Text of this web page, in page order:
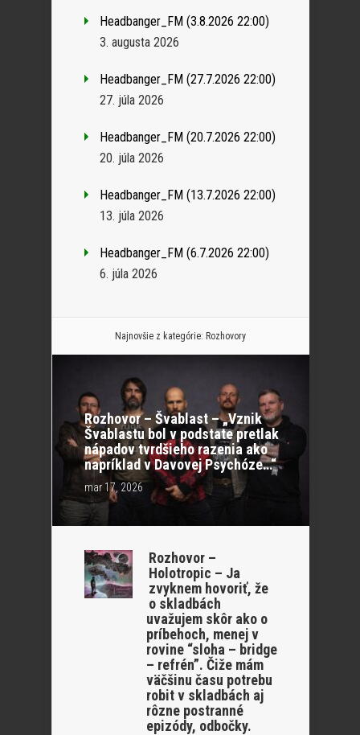
Headbanger_FM (3.8.2026 22:00)
3. augusta 2026
Headbanger_FM (27.7.2026 22:00)
27. júla 2026
Headbanger_FM (20.7.2026 22:00)
20. júla 2026
Headbanger_FM (13.7.2026 22:00)
13. júla 2026
Headbanger_FM (6.7.2026 22:00)
6. júla 2026
Najnovšie z kategórie: Rozhovory
Rozhovor – Švablast – „Vznik
Švablastu bol v podstate pretlak
nápadov tvrdšieho razenia ako
napríklad v Davovej Psychóze…“
mar 17, 2026
Rozhovor –
Holotropic – Ja
zvyknem hovoriť, že
o skladbách
uvažujem skôr ako o
príbehoch, menej v
rovine “sloha – bridge
– refrén”. Čiže mám
väčšinu času potrebu
robit v skladbách aj
rôzne postranné
epizódy, odbočky.